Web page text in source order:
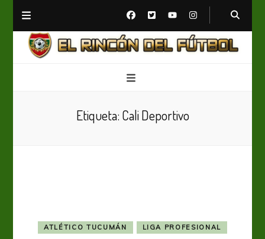
Etiqueta: Cali Deportivo
ATLÉTICO TUCUMÁN LIGA PROFESIONAL